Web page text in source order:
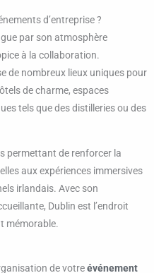
d’entreprise ?
par son atmosphère
à la collaboration.
de nombreux lieux uniques pour
de charme, espaces
tels que des distilleries ou des
permettant de renforcer la
aux expériences immersives
irlandais. Avec son
Dublin est l’endroit
mémorable.
de votreévénement